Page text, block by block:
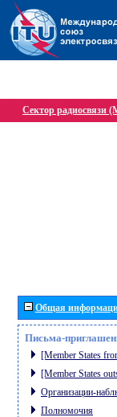
Сектор радиосвязи
Общая
Письма-
[Member States
[Member States
Организации-
Полномочия